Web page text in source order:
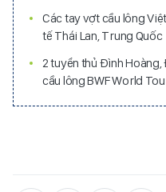
Các tay vợt cầu lông
tế Thái Lan, Trung Quốc
2 tuyển thủ Đình
cầu lông BWF World